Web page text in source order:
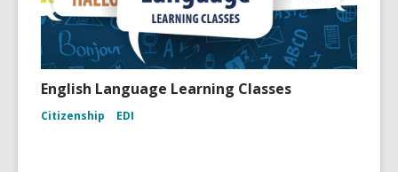
English Language Learning Classes
Citizenship EDI